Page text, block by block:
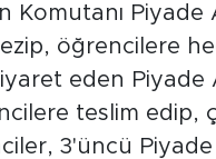
Komutanı
öğrencilere
eden Piyade
teslim edip,
3'üncü